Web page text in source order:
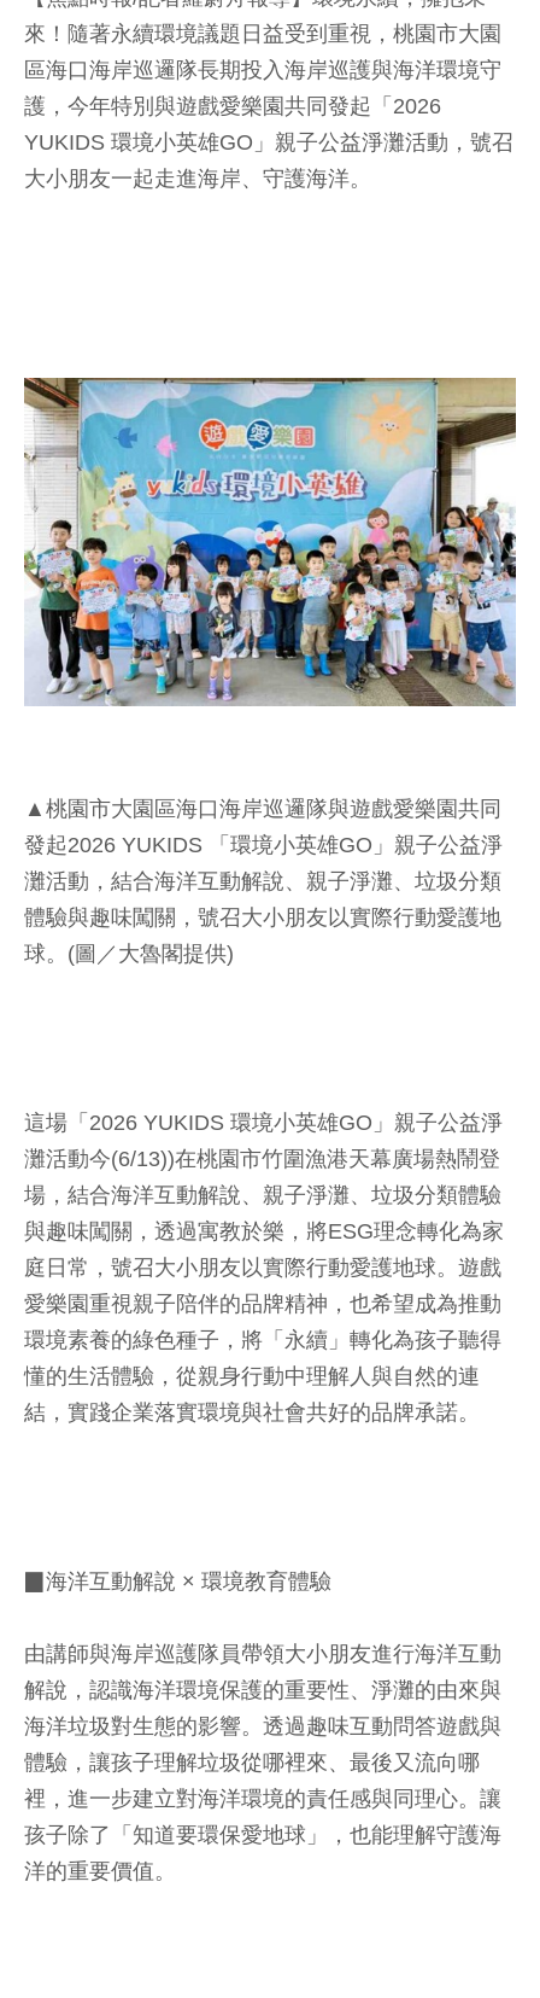
來！隨著永續環境議題日益受到重視，桃園市大園
區海口海岸巡邏隊長期投入海岸巡護與海洋環境守
護，今年特別與遊戲愛樂園共同發起「2026
YUKIDS 環境小英雄GO」親子公益淨灘活動，號召
大小朋友一起走進海岸、守護海洋。
▲桃園市大園區海口海岸巡邏隊與遊戲愛樂園共同
發起2026 YUKIDS 「環境小英雄GO」親子公益淨
灘活動，結合海洋互動解說、親子淨灘、垃圾分類
體驗與趣味闖關，號召大小朋友以實際行動愛護地
球。(圖／大魯閣提供)
這場「2026 YUKIDS 環境小英雄GO」親子公益淨
灘活動今(6/13))在桃園市竹圍漁港天幕廣場熱鬧登
場，結合海洋互動解說、親子淨灘、垃圾分類體驗
與趣味闖關，透過寓教於樂，將ESG理念轉化為家
庭日常，號召大小朋友以實際行動愛護地球。遊戲
愛樂園重視親子陪伴的品牌精神，也希望成為推動
環境素養的綠色種子，將「永續」轉化為孩子聽得
懂的生活體驗，從親身行動中理解人與自然的連
結，實踐企業落實環境與社會共好的品牌承諾。
▉海洋互動解說 × 環境教育體驗
由講師與海岸巡護隊員帶領大小朋友進行海洋互動
解說，認識海洋環境保護的重要性、淨灘的由來與
海洋垃圾對生態的影響。透過趣味互動問答遊戲與
體驗，讓孩子理解垃圾從哪裡來、最後又流向哪
裡，進一步建立對海洋環境的責任感與同理心。讓
孩子除了「知道要環保愛地球」，也能理解守護海
洋的重要價值。